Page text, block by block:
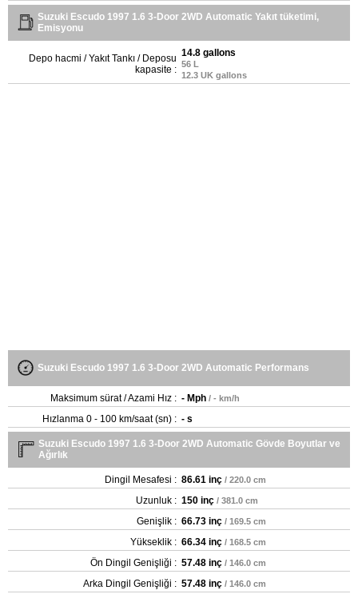
Suzuki Escudo 1997 1.6 3-Door 2WD Automatic Yakıt tüketimi,
Emisyonu
Depo hacmi / Yakıt Tankı / Deposu
kapasite :
14.8 gallons
56 L
12.3 UK gallons
Suzuki Escudo 1997 1.6 3-Door 2WD Automatic Performans
Maksimum sürat / Azami Hız : - Mph / - km/h
Hızlanma 0 - 100 km/saat (sn) : - s
Suzuki Escudo 1997 1.6 3-Door 2WD Automatic Gövde Boyutlar ve
Ağırlık
Dingil Mesafesi : 86.61 inç / 220.0 cm
Uzunluk : 150 inç / 381.0 cm
Genişlik : 66.73 inç / 169.5 cm
Yükseklik : 66.34 inç / 168.5 cm
Ön Dingil Genişliği : 57.48 inç / 146.0 cm
Arka Dingil Genişliği : 57.48 inç / 146.0 cm